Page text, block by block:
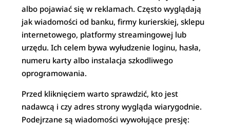
albo pojawiać się w reklamach. Często wyglądają
jak wiadomości od banku, firmy kurierskiej, sklepu
internetowego, platformy streamingowej lub
urzędu. Ich celem bywa wyłudzenie loginu, hasła,
numeru karty albo instalacja szkodliwego
oprogramowania.
Przed kliknięciem warto sprawdzić, kto jest
nadawcą i czy adres strony wygląda wiarygodnie.
Podejrzane są wiadomości wywołujące presję: